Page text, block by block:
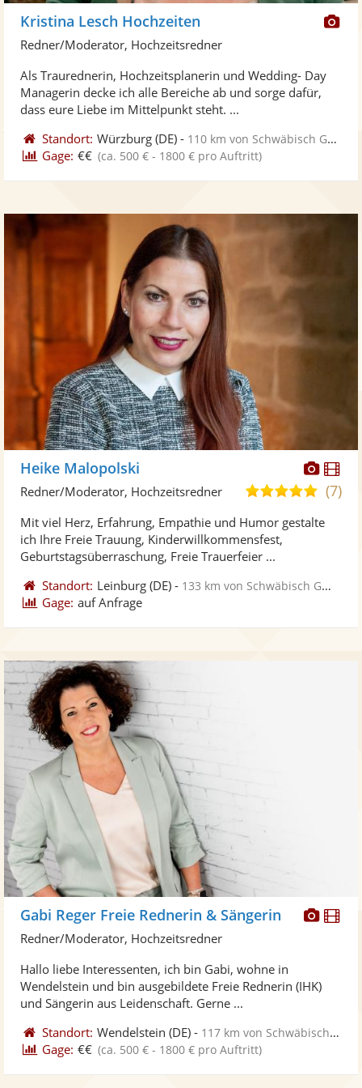
Kristina Lesch Hochzeiten
Redner/Moderator, Hochzeitsredner
Als Traurednerin, Hochzeitsplanerin und Wedding- Day
Managerin decke ich alle Bereiche ab und sorge dafür,
dass eure Liebe im Mittelpunkt steht. ...
Standort: Würzburg (DE) - 110 km von Schwäbisch Gmünd
Gage: €€ (ca. 500 € - 1800 € pro Auftritt)
Fotos
Heike Malopolski
5,0
5
(7)
Redner/Moderator, Hochzeitsredner
Mit viel Herz, Erfahrung, Empathie und Humor gestalte
ich Ihre Freie Trauung, Kinderwillkommensfest,
Geburtstagsüberraschung, Freie Trauerfeier ...
Standort: Leinburg (DE) - 133 km von Schwäbisch Gmünd
Gage: auf Anfrage
Gabi Reger Freie Rednerin & Sängerin
Redner/Moderator, Hochzeitsredner
Hallo liebe Interessenten, ich bin Gabi, wohne in
Wendelstein und bin ausgebildete Freie Rednerin (IHK)
und Sängerin aus Leidenschaft. Gerne ...
Standort: Wendelstein (DE) - 117 km von Schwäbisch Gmünd
Gage: €€ (ca. 500 € - 1800 € pro Auftritt)